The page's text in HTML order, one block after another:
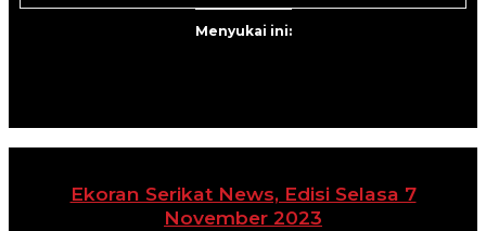
Menyukai ini:
Ekoran Serikat News, Edisi Selasa 7
November 2023